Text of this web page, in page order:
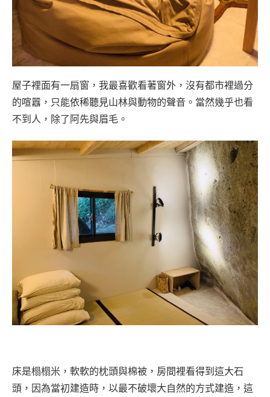
屋子裡面有一扇窗，我最喜歡看著窗外，沒有都市裡過分
的喧囂，只能依稀聽見山林與動物的聲音。當然幾乎也看
不到人，除了阿先與眉毛。
床是榻榻米，軟軟的枕頭與棉被，房間裡看得到這大石
頭，因為當初建造時，以最不破壞大自然的方式建造，這